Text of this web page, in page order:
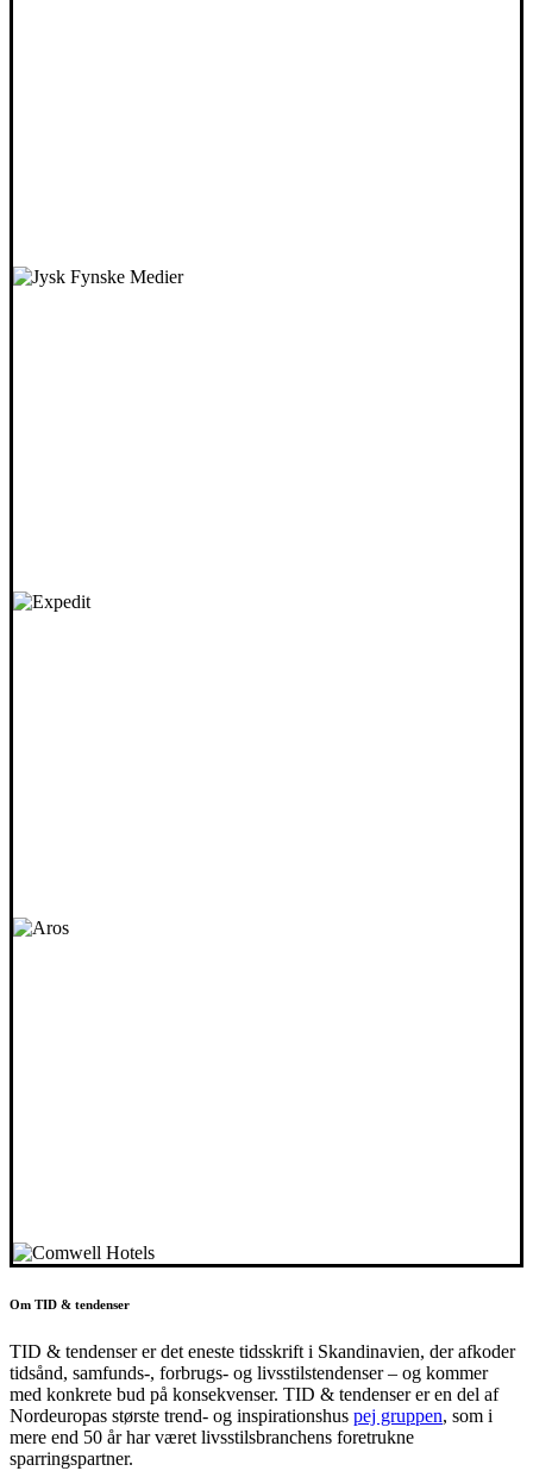
Om TID & tendenser
TID & tendenser er det eneste tidsskrift i Skandinavien, der afkoder
tidsånd, samfunds-, forbrugs- og livsstilstendenser – og kommer
med konkrete bud på konsekvenser. TID & tendenser er en del af
Nordeuropas største trend- og inspirationshus pej gruppen, som i
mere end 50 år har været livsstilsbranchens foretrukne
sparringspartner.